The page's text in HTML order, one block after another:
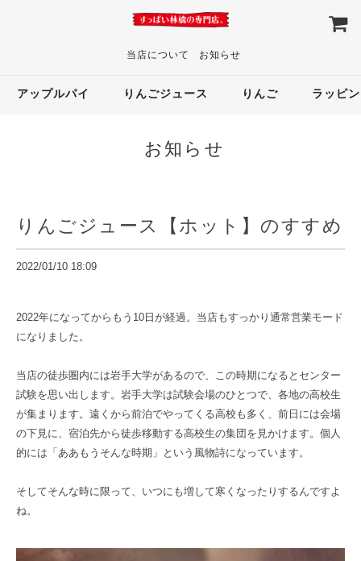
当店について お知らせ
アップルパイ りんごジュース りんご ラッピ
お知らせ
りんごジュース【ホット】のすすめ
2022/01/10 18:09
2022年になってからもう10日が経過。当店もすっかり通常営業モード
になりました。
当店の徒歩圏内には岩手大学があるので、この時期になるとセンター
試験を思い出します。岩手大学は試験会場のひとつで、各地の高校生
が集まります。遠くから前泊でやってくる高校も多く、前日には会場
の下見に、宿泊先から徒歩移動する高校生の集団を見かけます。個人
的には「ああもうそんな時期」という風物詩になっています。
そしてそんな時に限って、いつにも増して寒くなったりするんですよ
ね。